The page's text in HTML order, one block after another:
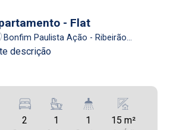
- Flat
Bonfim Paulista Ação - Ribeirão
Preto/SP
descrição
2 1 1 15 m²